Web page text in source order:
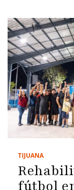
TIJUANA
fútbol